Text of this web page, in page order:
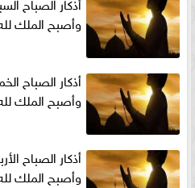
وأصبح الملك
وأصبح الملك
وأصبح الملك